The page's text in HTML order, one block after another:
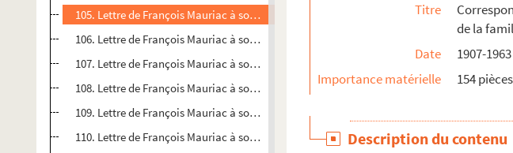
105. Lettre de François Mauriac à son frère Pierre Mauriac
106. Lettre de François Mauriac à son frère Pierre Mauriac
107. Lettre de François Mauriac à son frère Pierre Mauriac
108. Lettre de François Mauriac à son frère Pierre Mauriac
109. Lettre de François Mauriac à son frère Pierre Mauriac
110. Lettre de François Mauriac à son frère Pierre Mauriac
Titre
de la
Date
1907-1963
Importance matérielle
154 pièces
Description du contenu